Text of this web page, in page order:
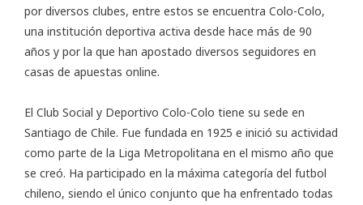
por diversos clubes, entre estos se encuentra Colo-Colo,
una institución deportiva activa desde hace más de 90
años y por la que han apostado diversos seguidores en
casas de apuestas online.
El Club Social y Deportivo Colo-Colo tiene su sede en
Santiago de Chile. Fue fundada en 1925 e inició su actividad
como parte de la Liga Metropolitana en el mismo año que
se creó. Ha participado en la máxima categoría del futbol
chileno, siendo el único conjunto que ha enfrentado todas